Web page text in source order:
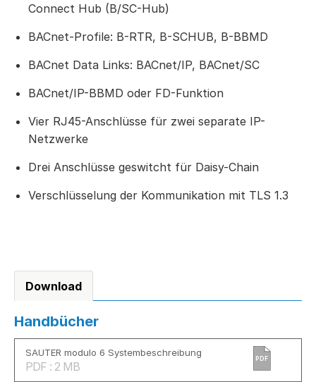
Connect Hub (B/SC-Hub)
BACnet-Profile: B-RTR, B-SCHUB, B-BBMD
BACnet Data Links: BACnet/IP, BACnet/SC
BACnet/IP-BBMD oder FD-Funktion
Vier RJ45-Anschlüsse für zwei separate IP-
Netzwerke
Drei Anschlüsse geswitcht für Daisy-Chain
Verschlüsselung der Kommunikation mit TLS 1.3
Download
Handbücher
SAUTER modulo 6 Systembeschreibung
PDF : 2 MB
PDF